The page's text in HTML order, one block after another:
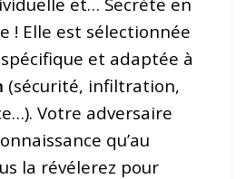
! Elle est sélectionnée
et adaptée à
(sécurité, infiltration,
Votre adversaire
qu’au
la révélerez pour